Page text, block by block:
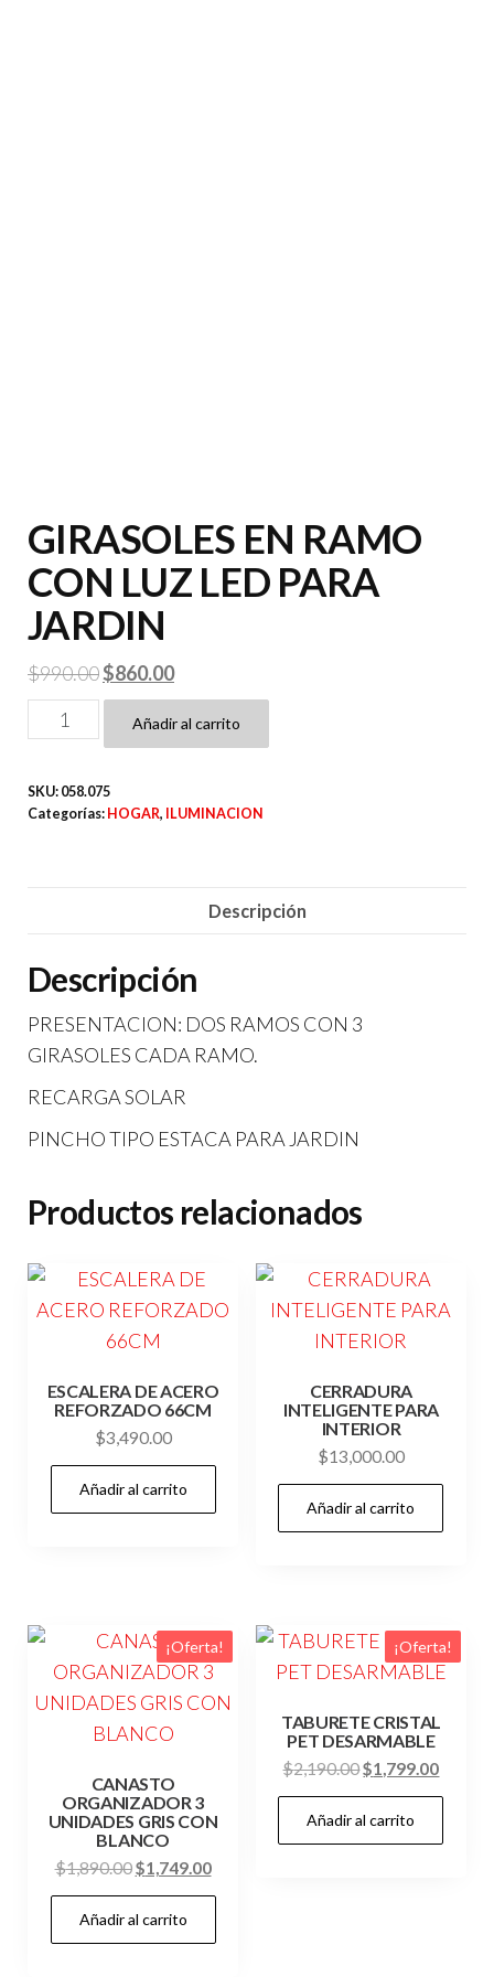
GIRASOLES EN RAMO
CON LUZ LED PARA
JARDIN
$990.00El
precio
original
$990.00.
$860.00El
precio
actual
GIRASOLES
EN
CON
Añadir al carrito
SKU: 058.075
Categorías: HOGAR, ILUMINACION
Descripción
Descripción
PRESENTACION: DOS RAMOS CON 3
GIRASOLES CADA RAMO.
RECARGA SOLAR
PINCHO TIPO ESTACA PARA JARDIN
Productos relacionados
ESCALERA DE ACERO
REFORZADO 66CM
$3,490.00
Añadir al carrito
CERRADURA
INTELIGENTE PARA
INTERIOR
$13,000.00
Añadir al carrito
¡Oferta!
CANASTO
ORGANIZADOR 3
UNIDADES GRIS CON
BLANCO
$1,890.00El
precio
original
era:
$1,749.00El
precio
es:
Añadir al carrito
¡Oferta!
TABURETE CRISTAL
PET DESARMABLE
$2,190.00El
precio
original
era:
$1,799.00El
precio
es:
Añadir al carrito